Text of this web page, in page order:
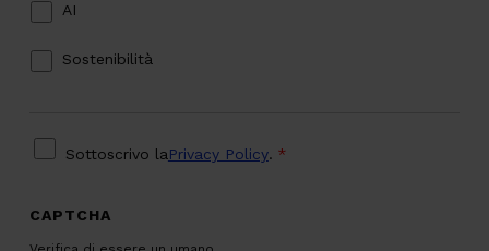
AI
Sostenibilità
Sottoscrivo laPrivacy Policy. *
CAPTCHA